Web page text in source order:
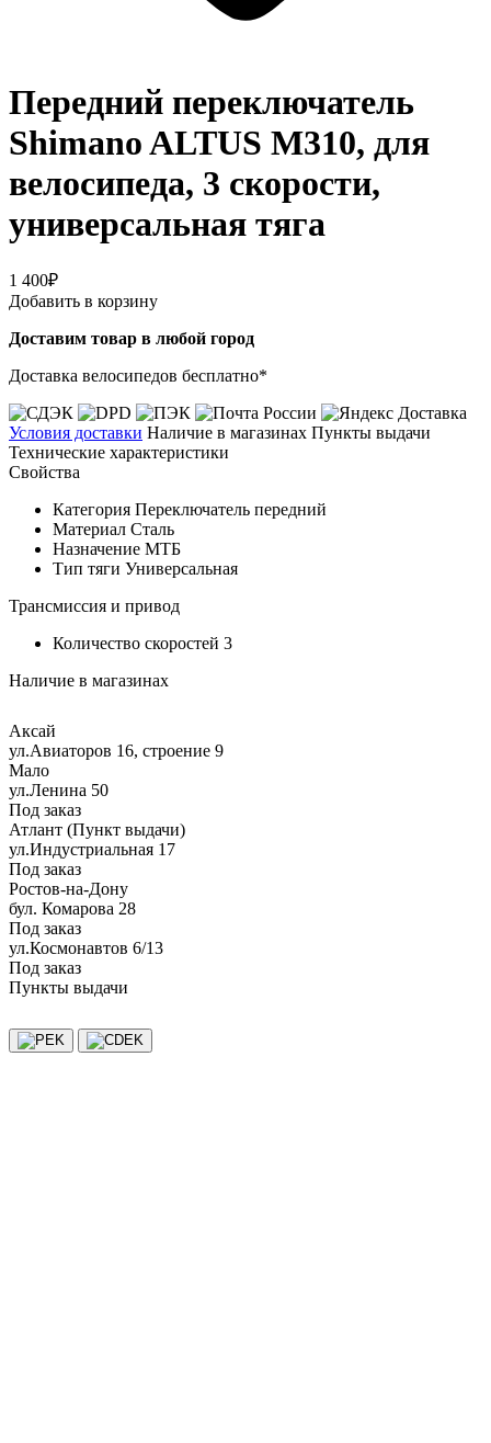
Передний переключатель
Shimano ALTUS M310, для
велосипеда, 3 скорости,
универсальная тяга
1 400₽
Добавить в корзину
Доставим товар в любой город
Доставка велосипедов бесплатно*
Условия доставки Наличие в магазинах Пункты выдачи
Технические характеристики
Свойства
Категория Переключатель передний
Материал Сталь
Назначение МТБ
Тип тяги Универсальная
Трансмиссия и привод
Количество скоростей 3
Наличие в магазинах
Аксай
ул.Авиаторов 16, строение 9
Мало
ул.Ленина 50
Под заказ
Атлант (Пункт выдачи)
ул.Индустриальная 17
Под заказ
Ростов-на-Дону
бул. Комарова 28
Под заказ
ул.Космонавтов 6/13
Под заказ
Пункты выдачи